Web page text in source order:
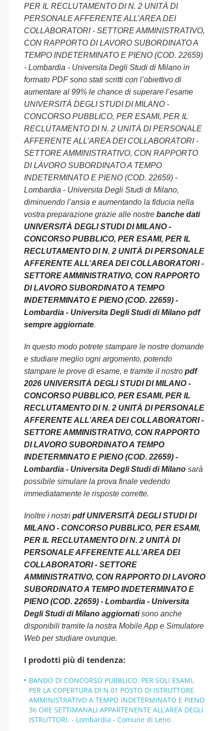
PER IL RECLUTAMENTO DI N. 2 UNITÀ DI
PERSONALE AFFERENTE ALL’AREA DEI
COLLABORATORI - SETTORE AMMINISTRATIVO,
CON RAPPORTO DI LAVORO SUBORDINATO A
TEMPO INDETERMINATO E PIENO (COD. 22659)
- Lombardia - Universita Degli Studi di Milano in
formato PDF sono stati scritti con l’obiettivo di
aumentare al 99% le chance di superare l’esame
UNIVERSITÀ DEGLI STUDI DI MILANO -
CONCORSO PUBBLICO, PER ESAMI, PER IL
RECLUTAMENTO DI N. 2 UNITÀ DI PERSONALE
AFFERENTE ALL’AREA DEI COLLABORATORI -
SETTORE AMMINISTRATIVO, CON RAPPORTO
DI LAVORO SUBORDINATO A TEMPO
INDETERMINATO E PIENO (COD. 22659) -
Lombardia - Universita Degli Studi di Milano,
diminuendo l’ansia e aumentando la fiducia nella
vostra preparazione grazie alle nostre banche dati
UNIVERSITÀ DEGLI STUDI DI MILANO -
CONCORSO PUBBLICO, PER ESAMI, PER IL
RECLUTAMENTO DI N. 2 UNITÀ DI PERSONALE
AFFERENTE ALL’AREA DEI COLLABORATORI -
SETTORE AMMINISTRATIVO, CON RAPPORTO
DI LAVORO SUBORDINATO A TEMPO
INDETERMINATO E PIENO (COD. 22659) -
Lombardia - Universita Degli Studi di Milano pdf
sempre aggiornate.
In questo modo potrete stampare le nostre domande
e studiare meglio ogni argomento, potendo
stampare le prove di esame, e tramite il nostro pdf
2026 UNIVERSITÀ DEGLI STUDI DI MILANO -
CONCORSO PUBBLICO, PER ESAMI, PER IL
RECLUTAMENTO DI N. 2 UNITÀ DI PERSONALE
AFFERENTE ALL’AREA DEI COLLABORATORI -
SETTORE AMMINISTRATIVO, CON RAPPORTO
DI LAVORO SUBORDINATO A TEMPO
INDETERMINATO E PIENO (COD. 22659) -
Lombardia - Universita Degli Studi di Milano sarà
possibile simulare la prova finale vedendo
immediatamente le risposte corrette.
Inoltre i nostri pdf UNIVERSITÀ DEGLI STUDI DI
MILANO - CONCORSO PUBBLICO, PER ESAMI,
PER IL RECLUTAMENTO DI N. 2 UNITÀ DI
PERSONALE AFFERENTE ALL’AREA DEI
COLLABORATORI - SETTORE
AMMINISTRATIVO, CON RAPPORTO DI LAVORO
SUBORDINATO A TEMPO INDETERMINATO E
PIENO (COD. 22659) - Lombardia - Universita
Degli Studi di Milano aggiornatisono anche
disponibili tramite la nostra Mobile App e Simulatore
Web per studiare ovunque.
I prodotti più di tendenza:
BANDO DI CONCORSO PUBBLICO, PER SOLI ESAMI,
PER LA COPERTURA DI N.01 POSTO DI ISTRUTTORE
AMMINISTRATIVO A TEMPO INDETERMINATO E PIENO
36 ORE SETTIMANALI APPARTENENTE ALL’AREA DEGLI
ISTRUTTORI. - Lombardia - Comune di Leno